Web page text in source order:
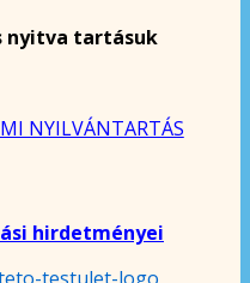
nyitva tartásuk
NYILVÁNTARTÁS
hirdetményei